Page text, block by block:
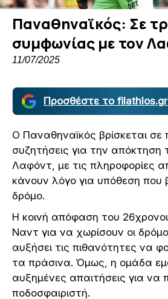
Παναθηναϊκός: Σε
συμφωνίας με τον
11/07/2025
Προσθέστε το
Ο Παναθηναϊκός βρίσκεται
συζητήσεις για την
Λαφόντ, με τις πληροφορίες
κάνουν λόγο για υπόθεση που
δρόμο.
Η κοινή απόφαση του
Ναντ για να χωρίσουν οι
αυξήσει τις πιθανότητες να
τα πράσινα. Όμως, η ομάδα
αυξημένες απαιτήσεις για να
ποδοσφαιριστή.